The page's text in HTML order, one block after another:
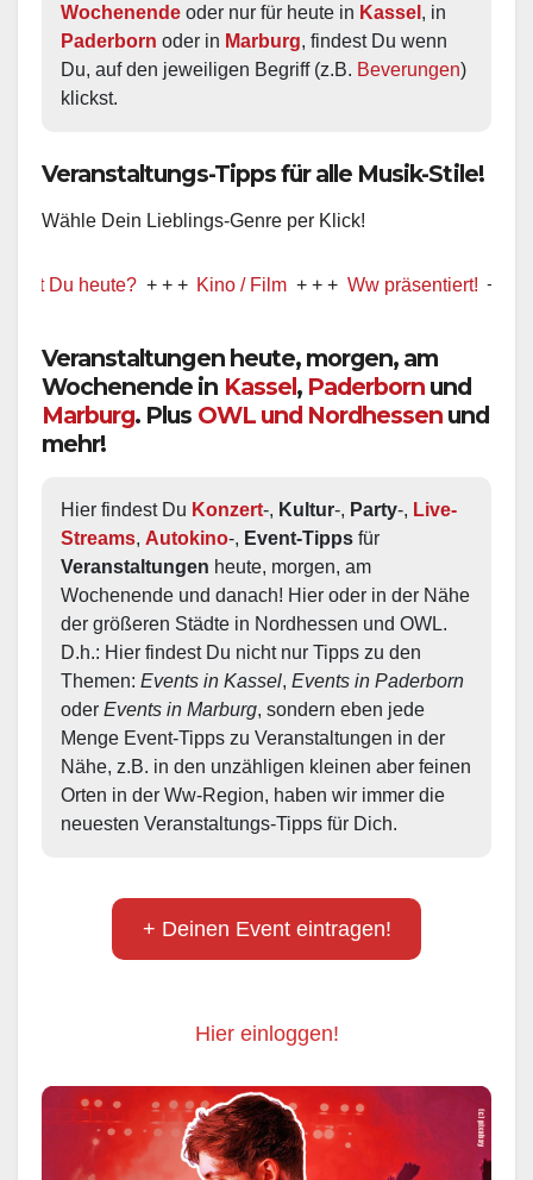
Wochenende oder nur für heute in Kassel
Paderborn oder in Marburg, findest Du wenn
Du, auf den jeweiligen Begriff (z.B. Beverungen)
klickst.
Veranstaltungs-Tipps für alle Musik-Stile!
Wähle Dein Lieblings-Genre per Klick!
heute? + + + Kino / Film + + + Ww präsentiert! + + +
Veranstaltungen heute, morgen, am
Wochenende in Kassel, Paderborn und
Marburg. Plus OWL und Nordhessen und
mehr!
Hier findest Du Konzert-, Kultur-, Party-, Live-
Streams, Autokino-, Event-Tipps
Veranstaltungen heute, morgen, am
Wochenende und danach! Hier oder in der Nähe
der größeren Städte in Nordhessen und OWL.
D.h.: Hier findest Du nicht nur Tipps zu den
Themen: Events in Kassel, Events in Paderborn
oder Events in Marburg, sondern eben jede
Menge Event-Tipps zu Veranstaltungen in der
Nähe, z.B. in den unzähligen kleinen aber feinen
Orten in der Ww-Region, haben wir immer die
neuesten Veranstaltungs-Tipps für Dich.
+ Deinen Event eintragen!
Hier einloggen!